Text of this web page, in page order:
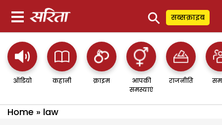
⚲ सब्सक्राइब
ऑडियो कहानी क्राइम
आपकी
समस्याएं
राजनीति
Home » law